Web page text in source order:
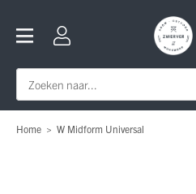
Home > W Midform Universal